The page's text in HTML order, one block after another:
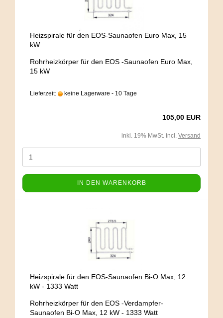
Heizspirale für den EOS-Saunaofen Euro Max, 15
kW
Rohrheizkörper für den EOS -Saunaofen Euro Max,
15 kW
Lieferzeit: keine Lagerware - 10 Tage
105,00 EUR
inkl. 19% MwSt. incl. Versand
IN DEN WARENKORB
Heizspirale für den EOS-Saunaofen Bi-O Max, 12
kW - 1333 Watt
Rohrheizkörper für den EOS -Verdampfer-
Saunaofen Bi-O Max, 12 kW - 1333 Watt